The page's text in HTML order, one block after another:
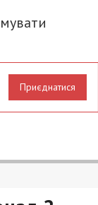
Приєднатися